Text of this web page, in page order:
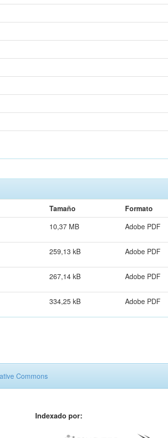
Tamaño
Formato
10,37 MB Adobe PDF
259,13 kB Adobe PDF
267,14 kB Adobe PDF
334,25 kB Adobe PDF
Commons
Indexado por: